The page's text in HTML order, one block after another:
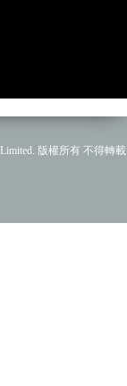
版權所有 不得轉載